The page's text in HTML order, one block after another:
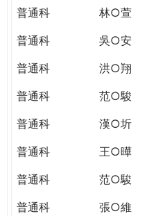
普通科
林○萱
普通科
吳○安
普通科
洪○翔
普通科
范○駿
普通科
漢○圻
普通科
王○曄
普通科
范○駿
普通科
張○維